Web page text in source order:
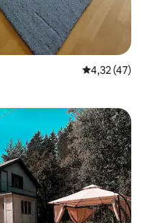
4,32 de uma
4,32 (47)